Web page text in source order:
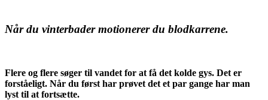
Når du vinterbader motionerer du blodkarrene.
Flere og flere søger til vandet for at få det kolde gys. Det er
forståeligt. Når du først har prøvet det et par gange har man
lyst til at fortsætte.